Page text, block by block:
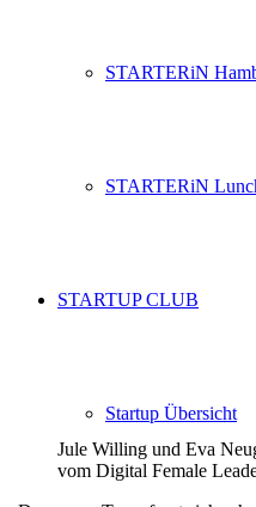
STARTERiN
STARTERiN
STARTUP CLUB
Startup Übersicht
Jule Willing und Eva
vom Digital Female